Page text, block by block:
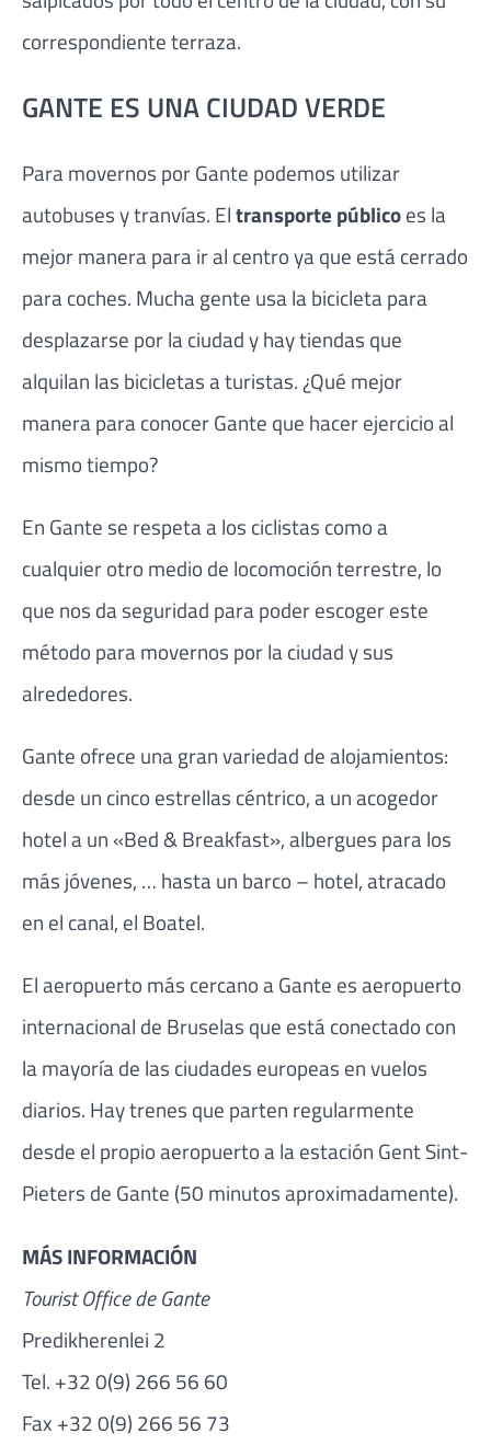
correspondiente terraza.
GANTE ES UNA CIUDAD VERDE
Para movernos por Gante podemos utilizar
autobuses y tranvías. Eltransporte públicoes la
mejor manera para ir al centro ya que está cerrado
para coches. Mucha gente usa la bicicleta para
desplazarse por la ciudad y hay tiendas que
alquilan las bicicletas a turistas. ¿Qué mejor
manera para conocer Gante que hacer ejercicio al
mismo tiempo?
En Gante se respeta a los ciclistas como a
cualquier otro medio de locomoción terrestre, lo
que nos da seguridad para poder escoger este
método para movernos por la ciudad y sus
alrededores.
Gante ofrece una gran variedad de alojamientos:
desde un cinco estrellas céntrico, a un acogedor
hotel a un «Bed & Breakfast», albergues para los
más jóvenes, … hasta un barco – hotel, atracado
en el canal, el Boatel.
El aeropuerto más cercano a Gante es aeropuerto
internacional de Bruselas que está conectado con
la mayoría de las ciudades europeas en vuelos
diarios. Hay trenes que parten regularmente
desde el propio aeropuerto a la estación Gent Sint-
Pieters de Gante (50 minutos aproximadamente).
MÁS INFORMACIÓN
Tourist Office de Gante
Predikherenlei 2
Tel. +32 0(9) 266 56 60
Fax +32 0(9) 266 56 73